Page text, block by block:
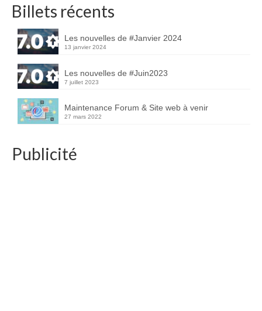
Billets récents
Les nouvelles de #Janvier 2024
13 janvier 2024
Les nouvelles de #Juin2023
7 juillet 2023
Maintenance Forum & Site web à venir
27 mars 2022
Publicité